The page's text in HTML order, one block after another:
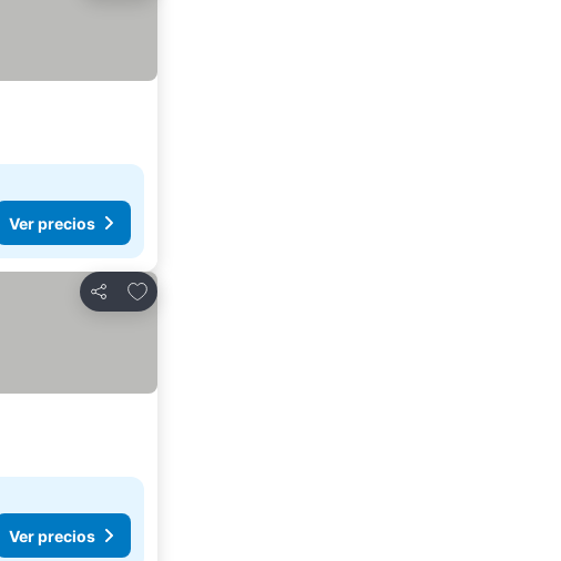
Ver precios
Compartir
Añadir a favoritos
Ver precios